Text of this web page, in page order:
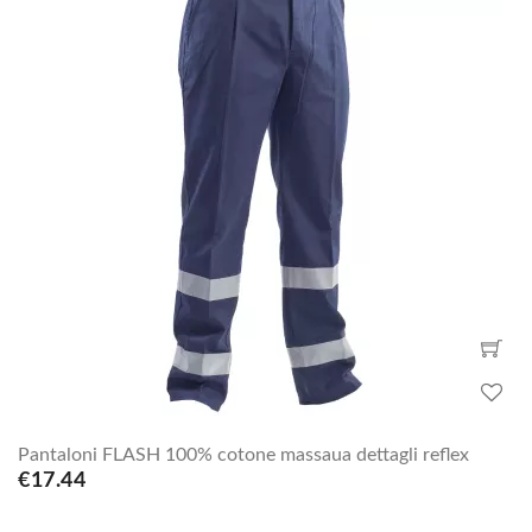
Pantaloni FLASH 100% cotone massaua dettagli reflex
€17.44